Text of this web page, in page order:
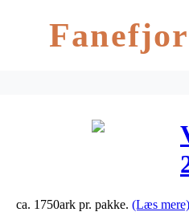
ca. 1750ark pr. pakke. (Læs mere)